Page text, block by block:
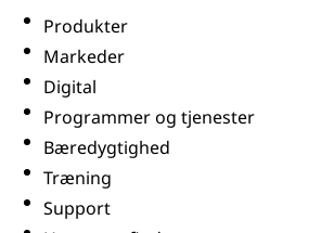
Produkter
Markeder
Digital
Programmer og tjenester
Bæredygtighed
Træning
Support